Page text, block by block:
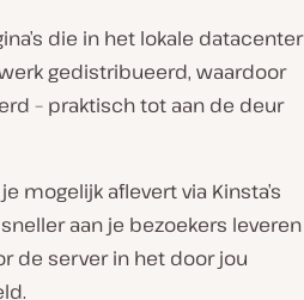
die in het lokale datacenter
gedistribueerd, waardoor
– praktisch tot aan de deur
mogelijk aflevert via Kinsta’s
sneller aan je bezoekers leveren
de server in het door jou